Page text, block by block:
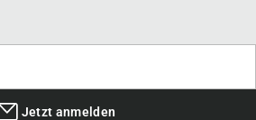
Jetzt anmelden